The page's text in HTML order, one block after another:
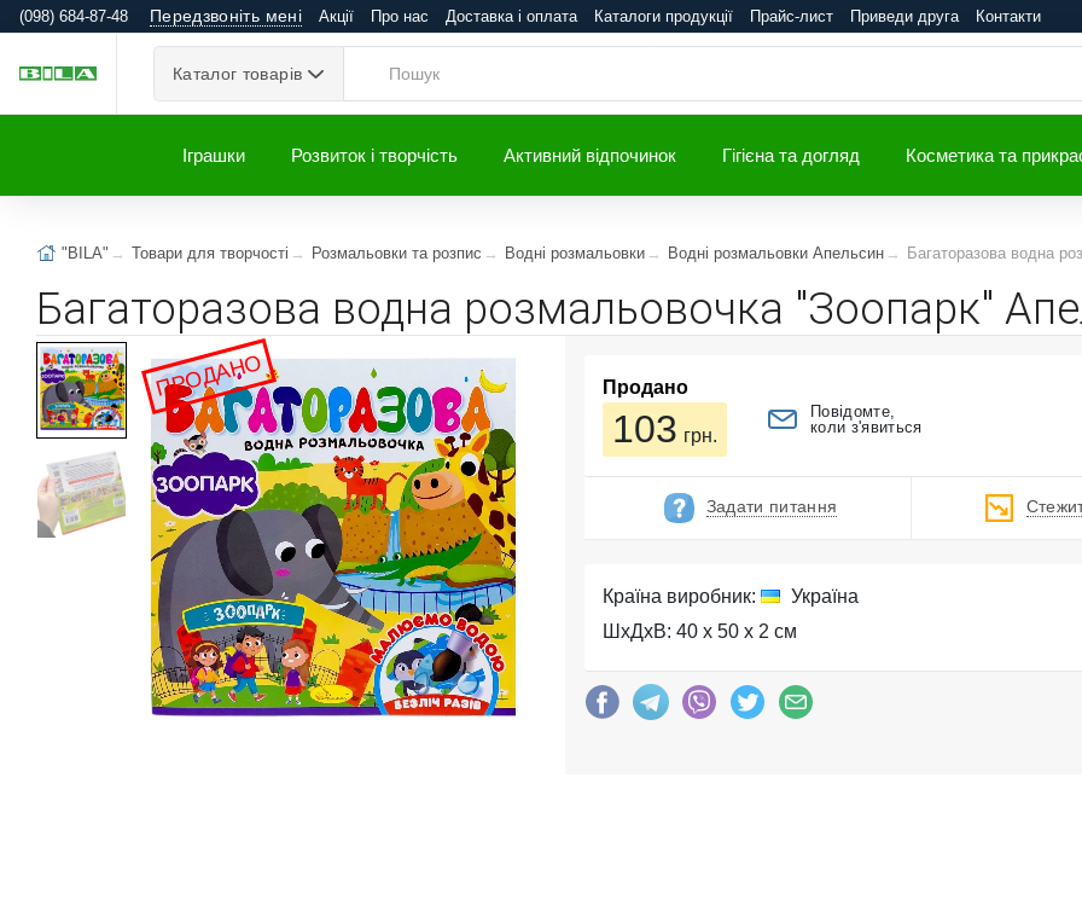
(098) 684-87-48 Передзвоніть мені Акції Про нас Доставка і оплата Каталоги продукції Прайс-лист Приведи друга Контакти
Каталог товарів
Іграшки Розвиток і творчість Активний відпочинок Гігієна та догляд Косметика та
"BILA" Товари для творчості Розмальовки та розпис Водні розмальовки Водні розмальовки Апельсин Багаторазова водна
Багаторазова водна розмальовочка "Зоопарк"
ПРОДАНО Продано
103 грн.
Повідомте,
коли з'явиться
Задати питання
Країна виробник:
Україна
ШхДхВ: 40 x 50 x 2 см